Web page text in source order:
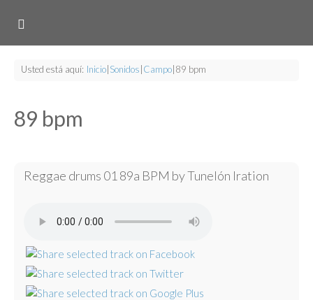
Usted está aquí: Inicio Sonidos Campo 89 bpm
89 bpm
Reggae drums 01 89a BPM by Tunelón Iration